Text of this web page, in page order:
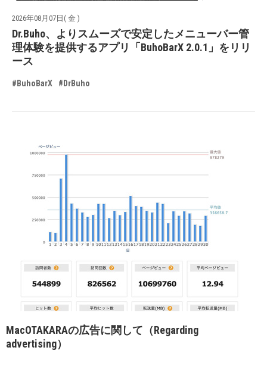
2026年08月07日( 金 )
Dr.Buho、よりスムーズで安定したメニューバー管
理体験を提供するアプリ「BuhoBarX 2.0.1」をリリ
ース
#BuhoBarX #DrBuho
MacOTAKARAの広告に関して（Regarding
advertising）